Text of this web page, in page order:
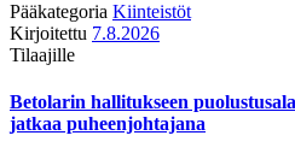
Pääkategoria Kiinteistöt
Kirjoitettu 7.8.2026
Tilaajille
Betolarin hallitukseen
jatkaa puheenjohtajana